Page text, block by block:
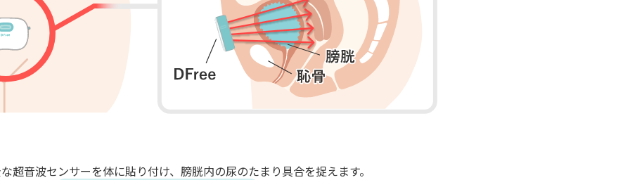
超音波センサーを体に貼り付け、膀胱内の尿のたまり具合を捉えます。